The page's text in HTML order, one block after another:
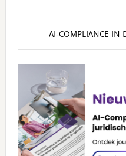
AI‑COMPLIANCE IN